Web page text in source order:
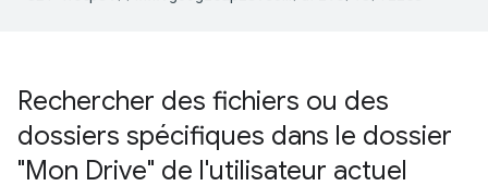
Rechercher des fichiers ou des
dossiers spécifiques dans le dossier
"Mon Drive" de l'utilisateur actuel